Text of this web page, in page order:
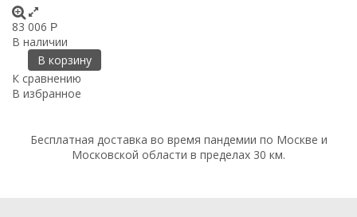
83 006 Р
В наличии
В корзину
К сравнению
В избранное
Бесплатная доставка во время пандемии по Москве и
Московской области в пределах 30 км.